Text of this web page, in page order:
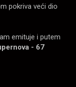
pokriva veći dio
emituje i putem
- 67